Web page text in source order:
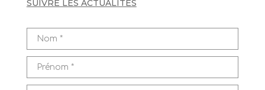
SUIVRE LES ACTUALITÉS